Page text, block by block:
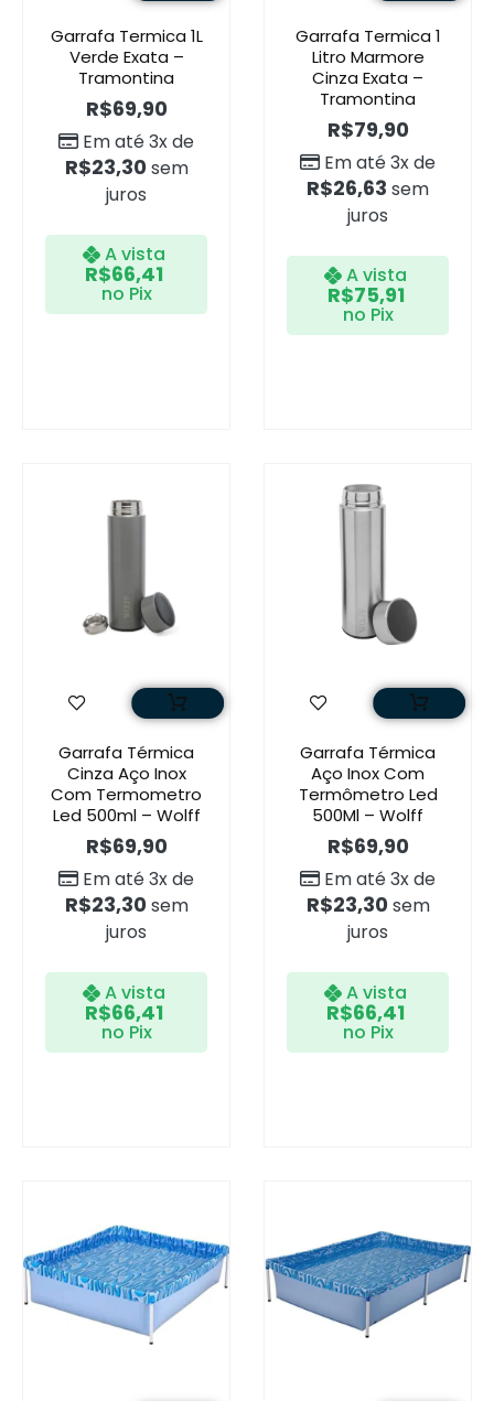
Garrafa Termica 1L
Verde Exata –
Tramontina
R$69,90
Em até 3x de
R$23,30 sem
juros
A vista
R$66,41
no Pix
Garrafa Termica 1
Litro Marmore
Cinza Exata –
Tramontina
R$79,90
Em até 3x de
R$26,63 sem
juros
A vista
R$75,91
no Pix
Garrafa Térmica
Cinza Aço Inox
Com Termometro
Led 500ml – Wolff
R$69,90
Em até 3x de
R$23,30 sem
juros
A vista
R$66,41
no Pix
Garrafa Térmica
Aço Inox Com
Termômetro Led
500Ml – Wolff
R$69,90
Em até 3x de
R$23,30 sem
juros
A vista
R$66,41
no Pix